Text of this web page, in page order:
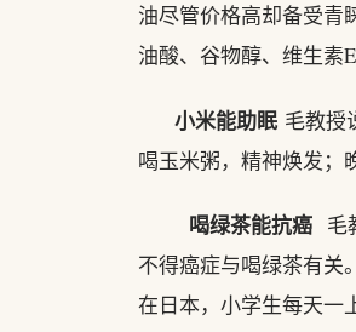
油尽管价格高却备受青
油酸、谷物醇、维生素
小米能助眠 毛教授
喝玉米粥，精神焕发；
喝绿茶能抗癌 毛
不得癌症与喝绿茶有关
在日本，小学生每天一